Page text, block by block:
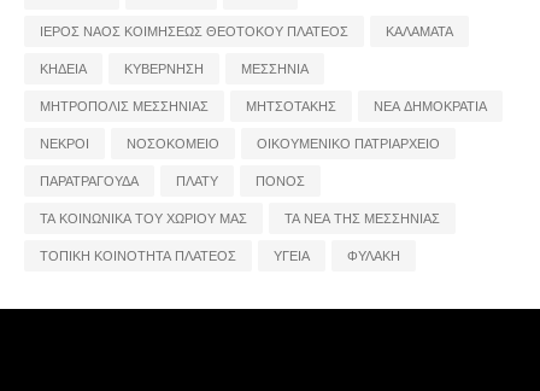
ΙΕΡΟΣ ΝΑΟΣ ΚΟΙΜΗΣΕΩΣ ΘΕΟΤΟΚΟΥ ΠΛΑΤΕΟΣ
ΚΑΛΑΜΑΤΑ
ΚΗΔΕΙΑ
ΚΥΒΕΡΝΗΣΗ
ΜΕΣΣΗΝΙΑ
ΜΗΤΡΟΠΟΛΙΣ ΜΕΣΣΗΝΙΑΣ
ΜΗΤΣΟΤΑΚΗΣ
ΝΕΑ ΔΗΜΟΚΡΑΤΙΑ
ΝΕΚΡΟΙ
ΝΟΣΟΚΟΜΕΙΟ
ΟΙΚΟΥΜΕΝΙΚΟ ΠΑΤΡΙΑΡΧΕΙΟ
ΠΑΡΑΤΡΑΓΟΥΔΑ
ΠΛΑΤΥ
ΠΟΝΟΣ
ΤΑ ΚΟΙΝΩΝΙΚΑ ΤΟΥ ΧΩΡΙΟΥ ΜΑΣ
ΤΑ ΝΕΑ ΤΗΣ ΜΕΣΣΗΝΙΑΣ
ΤΟΠΙΚΗ ΚΟΙΝΟΤΗΤΑ ΠΛΑΤΕΟΣ
ΥΓΕΙΑ ΦΥΛΑΚΗ